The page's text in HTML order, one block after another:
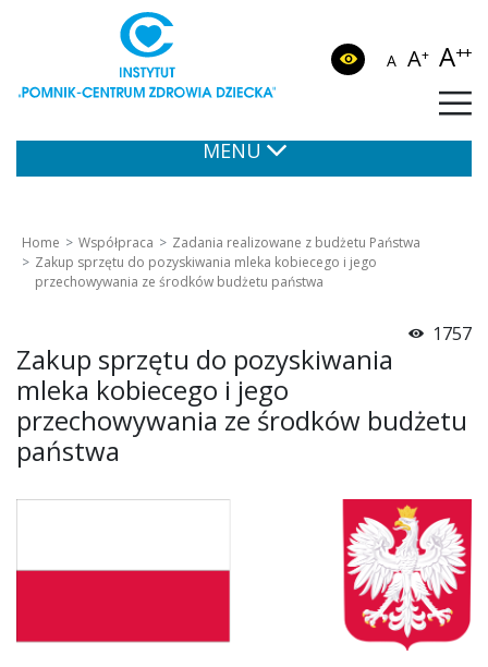
A A+ A++
MENU
Home Współpraca
Zadania realizowane z budżetu Państwa
Zakup sprzętu do pozyskiwania mleka kobiecego i jego
przechowywania ze środków budżetu państwa
1757
Zakup sprzętu do pozyskiwania
mleka kobiecego i jego
przechowywania ze środków budżetu
państwa